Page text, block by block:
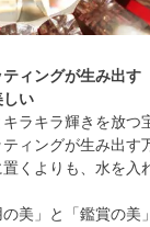
ィングが生み出す
しい
ラキラ輝きを放つ
ィングが生み出す
置くよりも、水を入
美」と「鑑賞の美